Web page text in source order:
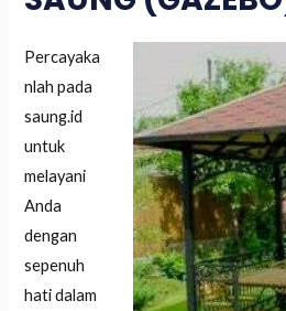
Percayaka
nlah pada
saung.id
untuk
melayani
Anda
dengan
sepenuh
hati dalam